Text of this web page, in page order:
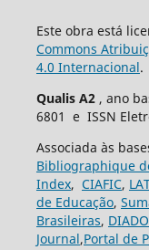
Este obra está
Commons
4.0 Internacional.
Qualis A2 , ano
6801 e ISSN
Associada às
Bibliographique
Index, CIAFIC,
de Educação,
Brasileiras,
Journal,Portal de